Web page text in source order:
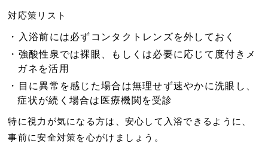
対応策リスト
入浴前には必ずコンタクトレンズを外しておく
強酸性泉では裸眼、もしくは必要に応じて度付きメ
ガネを活用
目に異常を感じた場合は無理せず速やかに洗眼し、
症状が続く場合は医療機関を受診
特に視力が気になる方は、安心して入浴できるように、
事前に安全対策を心がけましょう。